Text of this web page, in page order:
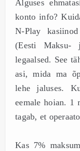
Alguses
konto info?
N-Play
(Eesti Maksu-
legaalsed. See
asi, mida ma
lehe jaluses.
eemale hoian. 1
tagab, et
Kas 7%